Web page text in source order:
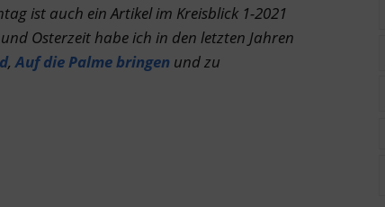
ist auch ein Artikel im Kreisblick 1-2021
Osterzeit habe ich in den letzten Jahren
,Auf die Palme bringen und zu